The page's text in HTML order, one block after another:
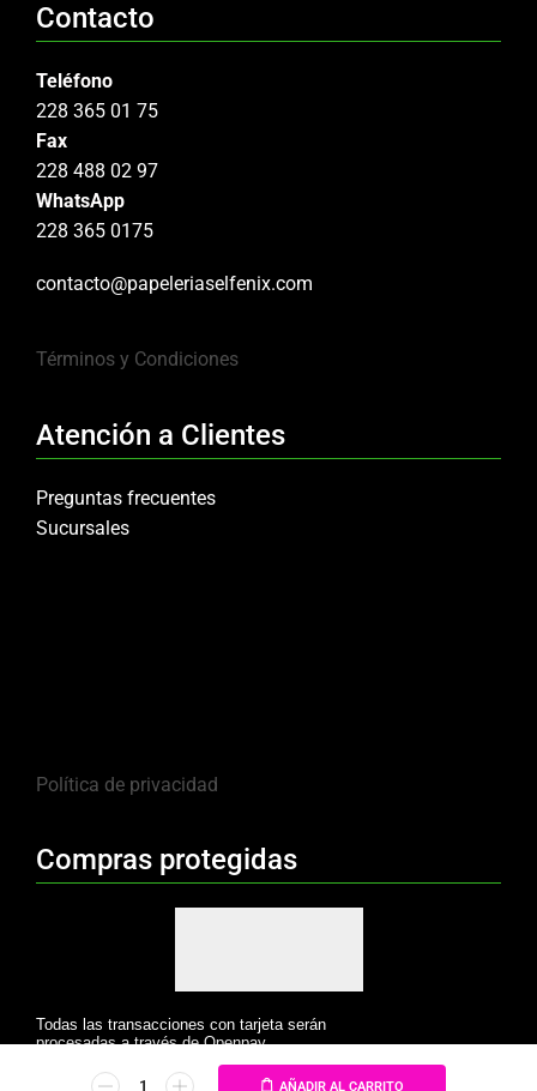
AÑADIR AL CARRITO
Contacto
Teléfono
228 365 01 75
Fax
228 488 02 97
WhatsApp
228 365 0175
contacto@papeleriaselfenix.com
Términos y Condiciones
Atención a Clientes
Preguntas frecuentes
Sucursales
Política de privacidad
Compras protegidas
Todas las transacciones con tarjeta serán
procesadas a través de Openpay.